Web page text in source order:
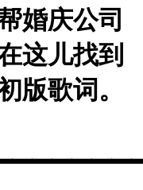
婚庆公司
这儿找到
版歌词。